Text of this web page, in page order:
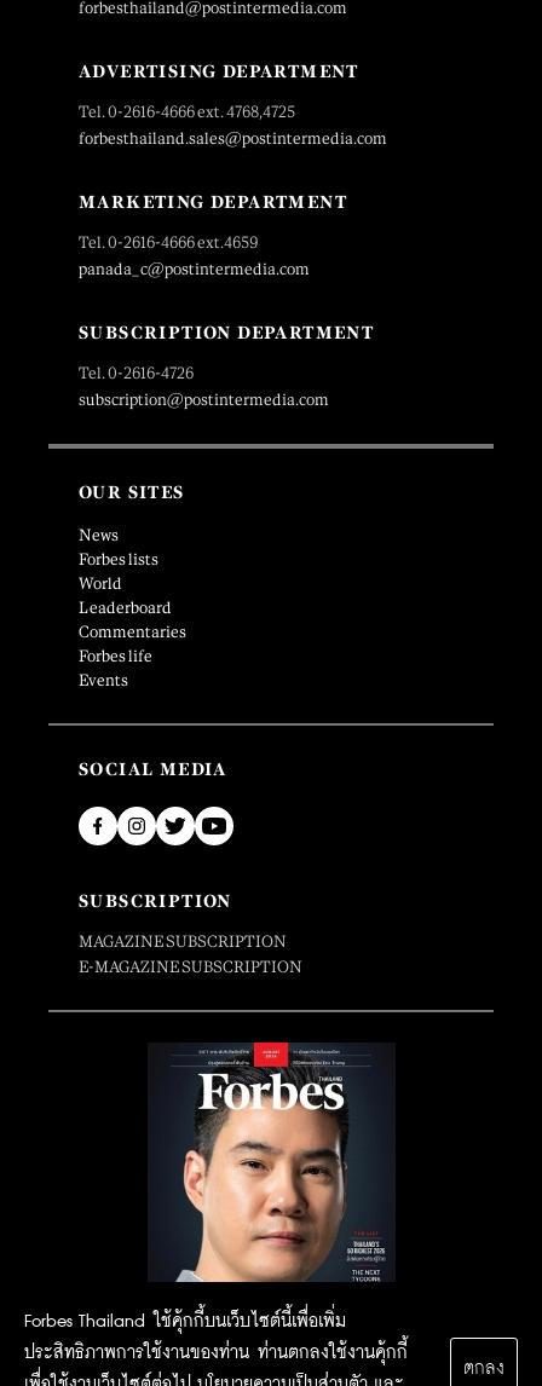
Forbes Thailand ใช้คุ้กกี้บนเว็บไซต์นี้เพื่อเพิ่ม
ประสิทธิภาพการใช้งานของท่าน ท่านตกลงใช้งานคุ้กกี้
ตกลง
forbesthailand@postintermedia.com
ADVERTISING DEPARTMENT
Tel. 0-2616-4666 ext. 4768,4725
forbesthailand.sales@postintermedia.com
MARKETING DEPARTMENT
Tel. 0-2616-4666 ext.4659
panada_c@postintermedia.com
SUBSCRIPTION DEPARTMENT
Tel. 0-2616-4726
subscription@postintermedia.com
OUR SITES
News
Forbes lists
World
Leaderboard
Commentaries
Forbes life
Events
SOCIAL MEDIA
SUBSCRIPTION
MAGAZINE SUBSCRIPTION
E-MAGAZINE SUBSCRIPTION